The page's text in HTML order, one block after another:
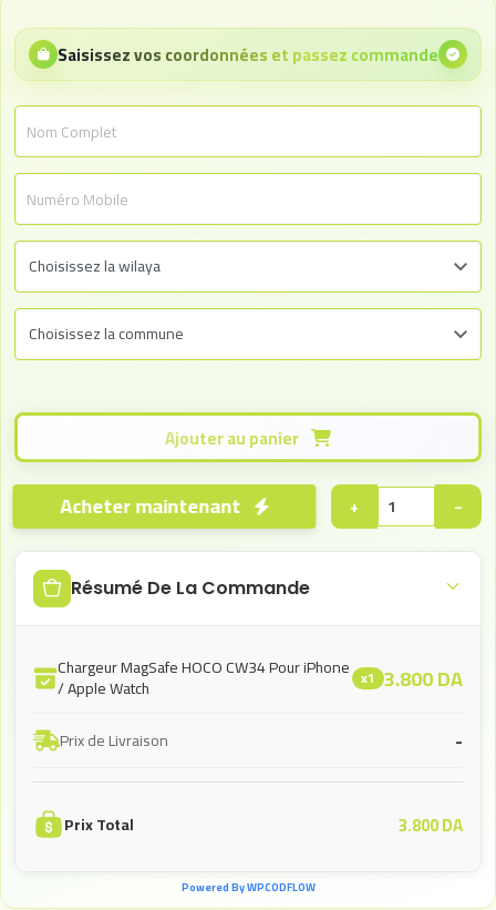
Saisissez vos coordonnées et passez commande
−
+
Acheter maintenant
Résumé De La Commande
Chargeur MagSafe HOCO CW34 Pour iPhone
/ Apple Watch x1 3.800DA
Prix de Livraison -
Prix Total 3.800DA
Powered By WPCODFLOW